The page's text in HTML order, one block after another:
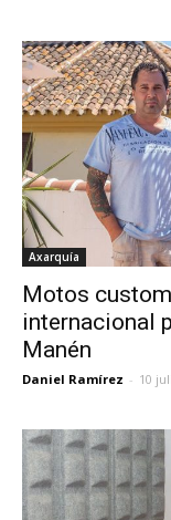
Axarquía
Motos
internacional
Manén
Daniel Ramírez - 10